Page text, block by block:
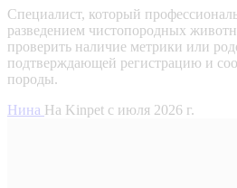
Специалист, который
разведением чистопородных
проверить наличие метрики или
подтверждающей регистрацию и
породы.
Нина На Kinpet c июля 2026 г.